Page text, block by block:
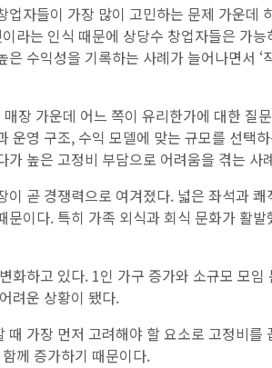
업자들이 가장 많이 고민하는 문제 가운데
라는 인식 때문에 상당수 창업자들은 가
수익성을 기록하는 사례가 늘어나면서 ‘
장 가운데 어느 쪽이 유리한가에 대한 질
운영 구조, 수익 모델에 맞는 규모를 선택
가 높은 고정비 부담으로 어려움을 겪는 사
이 곧 경쟁력으로 여겨졌다. 넓은 좌석과
문이다. 특히 가족 외식과 회식 문화가 활
화하고 있다. 1인 가구 증가와 소규모 모
려운 상황이 됐다.
때 가장 먼저 고려해야 할 요소로 고정비
께 증가하기 때문이다.